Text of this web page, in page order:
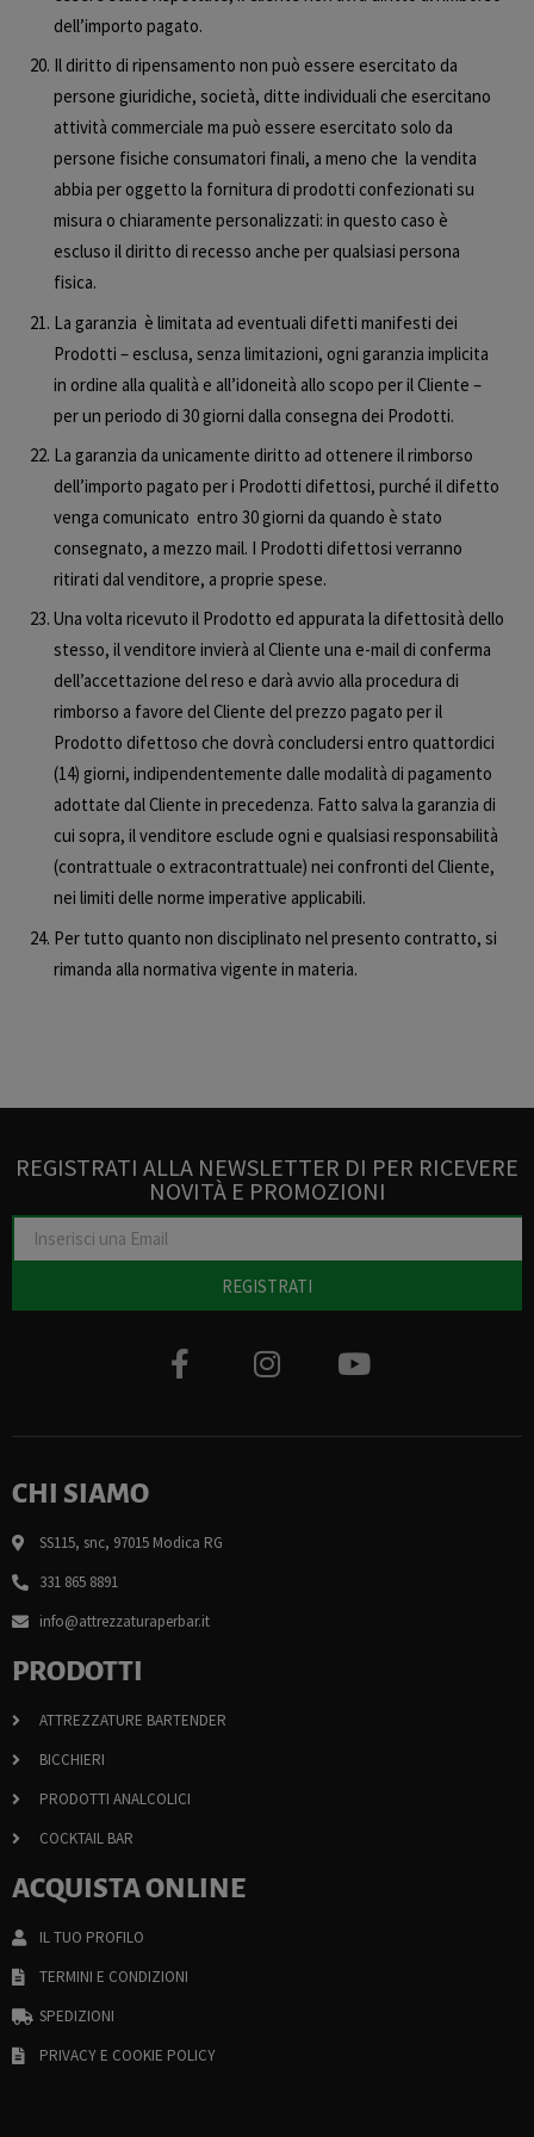
dell’importo pagato.
Il diritto di ripensamento non può essere esercitato da
persone giuridiche, società, ditte individuali che esercitano
attività commerciale ma può essere esercitato solo da
persone fisiche consumatori finali, a meno che la vendita
abbia per oggetto la fornitura di prodotti confezionati su
misura o chiaramente personalizzati: in questo caso è
escluso il diritto di recesso anche per qualsiasi persona
fisica.
La garanzia è limitata ad eventuali difetti manifesti dei
Prodotti – esclusa, senza limitazioni, ogni garanzia implicita
in ordine alla qualità e all’idoneità allo scopo per il Cliente –
per un periodo di 30 giorni dalla consegna dei Prodotti.
La garanzia da unicamente diritto ad ottenere il rimborso
dell’importo pagato per i Prodotti difettosi, purché il difetto
venga comunicato entro 30 giorni da quando è stato
consegnato, a mezzo mail. I Prodotti difettosi verranno
ritirati dal venditore, a proprie spese.
Una volta ricevuto il Prodotto ed appurata la difettosità dello
stesso, il venditore invierà al Cliente una e-mail di conferma
dell’accettazione del reso e darà avvio alla procedura di
rimborso a favore del Cliente del prezzo pagato per il
Prodotto difettoso che dovrà concludersi entro quattordici
(14) giorni, indipendentemente dalle modalità di pagamento
adottate dal Cliente in precedenza. Fatto salva la garanzia di
cui sopra, il venditore esclude ogni e qualsiasi responsabilità
(contrattuale o extracontrattuale) nei confronti del Cliente,
nei limiti delle norme imperative applicabili.
Per tutto quanto non disciplinato nel presento contratto, si
rimanda alla normativa vigente in materia.
REGISTRATI ALLA NEWSLETTER DI PER RICEVERE
NOVITÀ E PROMOZIONI
REGISTRATI
CHI SIAMO
SS115, snc, 97015 Modica RG
331 865 8891
info@attrezzaturaperbar.it
PRODOTTI
ATTREZZATURE BARTENDER
BICCHIERI
PRODOTTI ANALCOLICI
COCKTAIL BAR
ACQUISTA ONLINE
IL TUO PROFILO
TERMINI E CONDIZIONI
SPEDIZIONI
PRIVACY E COOKIE POLICY